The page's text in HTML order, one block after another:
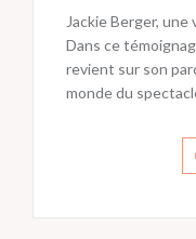
Jackie Berger,
Dans ce
revient sur son
monde du